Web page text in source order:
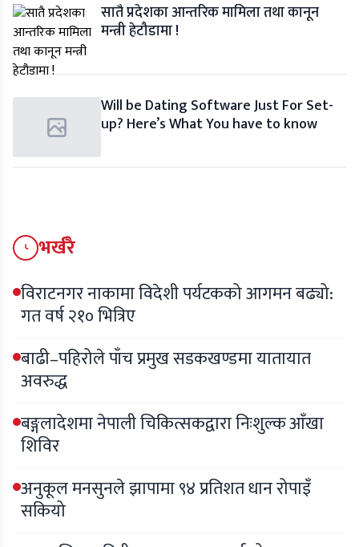
सातै प्रदेशका आन्तरिक मामिला तथा कानून
मन्त्री हेटौडामा !
Will be Dating Software Just For Set-
up? Here’s What You have to know
भर्खरै
विराटनगर नाकामा विदेशी पर्यटकको आगमन बढ्यो:
गत वर्ष २१० भित्रिए
बाढी–पहिरोले पाँच प्रमुख सडकखण्डमा यातायात
अवरुद्ध
बङ्गलादेशमा नेपाली चिकित्सकद्वारा निःशुल्क आँखा
शिविर
अनुकूल मनसुनले झापामा ९४ प्रतिशत धान रोपाइँ
सकियो